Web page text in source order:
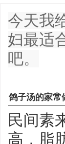
今天我
妇最适
吧。
鸽子汤的家常
民间素
高，脂